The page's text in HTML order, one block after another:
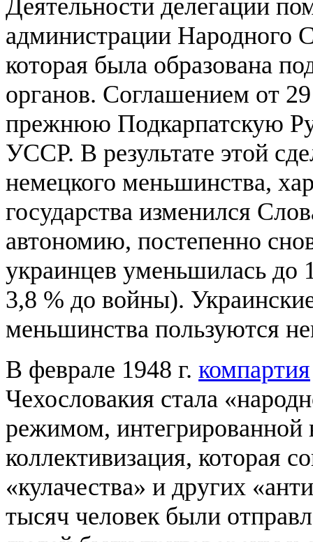
Деятельности делегации
администрации Народного
которая была образована
органов. Соглашением от
прежнюю Подкарпатскую
УССР. В результате этой
немецкого меньшинства,
государства изменился
автономию, постепенно
украинцев уменьшилась до
3,8 % до войны).
меньшинства пользуются
В феврале 1948 г. компартия
Чехословакия стала
режимом, интегрированной
коллективизация, которая
«кулачества» и других
тысяч человек были